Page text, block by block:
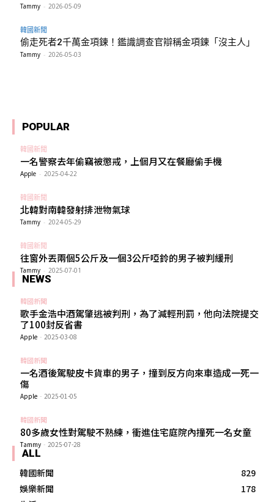
Tammy - 2026-05-09
韓國新聞
偷走死者2千萬金項鍊！鑑識調查官辯稱金項鍊「沒主人」
Tammy - 2026-05-03
POPULAR
韓國新聞
一名警察去年偷竊被懲戒，上個月又在餐廳偷手機
Apple - 2025-04-22
韓國新聞
北韓對南韓發射排泄物氣球
Tammy - 2024-05-29
韓國新聞
往窗外丟兩個5公斤及一個3公斤啞鈴的男子被判緩刑
Tammy - 2025-07-01
NEWS
韓國新聞
歌手金浩中酒駕肇逃被判刑，為了減輕刑罰，他向法院提交
了100封反省書
Apple - 2025-03-08
韓國新聞
一名酒後駕駛皮卡貨車的男子，撞到反方向來車造成一死一
傷
Apple - 2025-01-05
韓國新聞
80多歲女性對駕駛不熟練，衝進住宅庭院內撞死一名女童
Tammy - 2025-07-28
ALL
韓國新聞
829
娛樂新聞
178